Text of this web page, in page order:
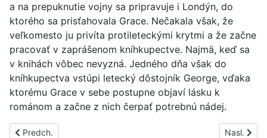
a na prepuknutie vojny sa pripravuje i Londýn, do
ktorého sa prisťahovala Grace. Nečakala však, že
veľkomesto ju privíta protileteckými krytmi a že začne
pracovať v zaprášenom kníhkupectve. Najmä, keď sa
v knihách vôbec nevyzná. Jedného dňa však do
kníhkupectva vstúpi letecký dôstojník George, vďaka
ktorému Grace v sebe postupne objaví lásku k
románom a začne z nich čerpať potrebnú nádej.
Predchádzajúci článok: PS1537B
Predch. Nasl.